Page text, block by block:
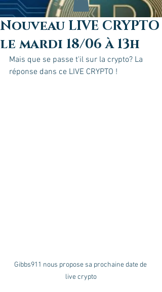
Nouveau LIVE CRYPTO
le mardi 18/06 à 13h
Mais que se passe t'il sur la crypto? La
réponse dans ce LIVE CRYPTO !
Gibbs911 nous propose sa prochaine date de
live crypto